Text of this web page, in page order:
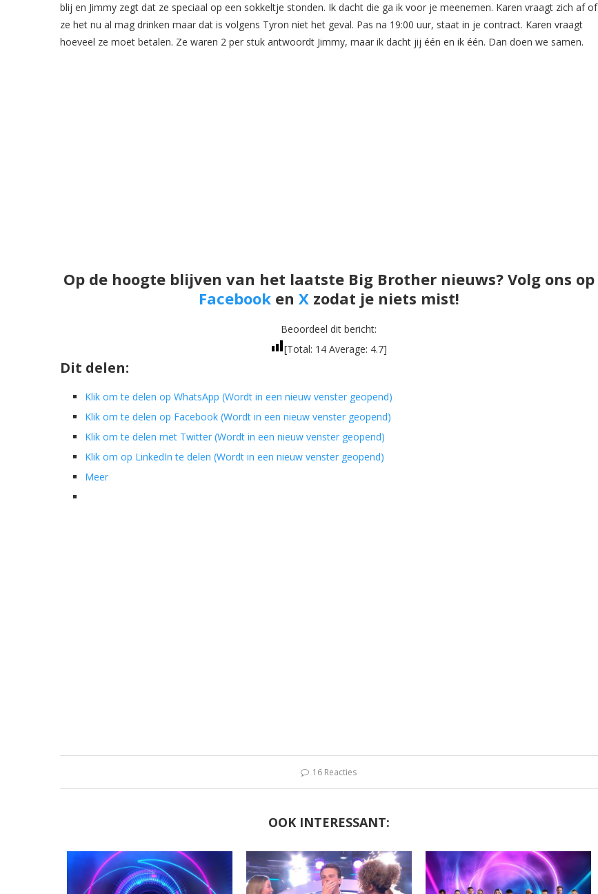
blij en Jimmy zegt dat ze speciaal op een sokkeltje stonden. Ik dacht die ga ik voor je meenemen. Karen vraagt zich af of
ze het nu al mag drinken maar dat is volgens Tyron niet het geval. Pas na 19:00 uur, staat in je contract. Karen vraagt
hoeveel ze moet betalen. Ze waren 2 per stuk antwoordt Jimmy, maar ik dacht jij één en ik één. Dan doen we samen.
Op de hoogte blijven van het laatste Big Brother nieuws? Volg ons op
Facebooken Xzodat je niets mist!
Beoordeel dit bericht:
[Total: 14 Average: 4.7]
Dit delen:
Klik om te delen op WhatsApp (Wordt in een nieuw venster geopend)
Klik om te delen op Facebook (Wordt in een nieuw venster geopend)
Klik om te delen met Twitter (Wordt in een nieuw venster geopend)
Klik om op LinkedIn te delen (Wordt in een nieuw venster geopend)
Meer
16 Reacties
OOK INTERESSANT: